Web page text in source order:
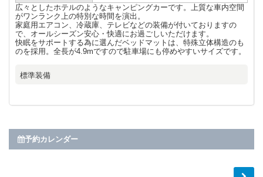
広々としたホテルのようなキャンピングカーです。上質な車内空間
がワンランク上の特別な時間を演出。
家庭用エアコン、冷蔵庫、テレビなどの装備が付いておりますの
で、オールシーズン安心・快適にお過ごしいただけます。
快眠をサポートする為に選んだベッドマットは、特殊立体構造のも
のを採用。全長が4.9mですので駐車場にも停めやすいサイズです。
標準装備
予約カレンダー